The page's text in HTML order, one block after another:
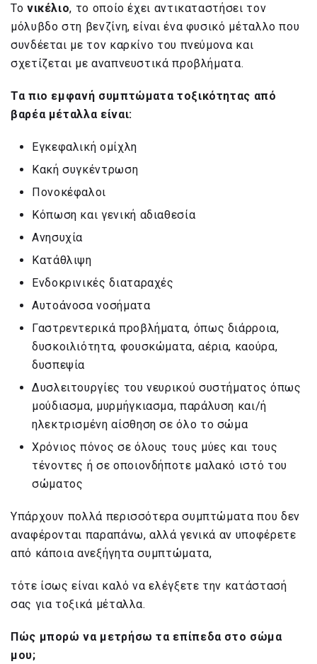
Το νικέλιο, το οποίο έχει αντικαταστήσει τον
μόλυβδο στη βενζίνη, είναι ένα φυσικό μέταλλο που
συνδέεται με τον καρκίνο του πνεύμονα και
σχετίζεται με αναπνευστικά προβλήματα.
Τα πιο εμφανή συμπτώματα τοξικότητας από
βαρέα μέταλλα είναι:
Εγκεφαλική ομίχλη
Κακή συγκέντρωση
Πονοκέφαλοι
Κόπωση και γενική αδιαθεσία
Ανησυχία
Κατάθλιψη
Ενδοκρινικές διαταραχές
Αυτοάνοσα νοσήματα
Γαστρεντερικά προβλήματα, όπως διάρροια,
δυσκοιλιότητα, φουσκώματα, αέρια, καούρα,
δυσπεψία
Δυσλειτουργίες του νευρικού συστήματος όπως
μούδιασμα, μυρμήγκιασμα, παράλυση και/ή
ηλεκτρισμένη αίσθηση σε όλο το σώμα
Χρόνιος πόνος σε όλους τους μύες και τους
τένοντες ή σε οποιονδήποτε μαλακό ιστό του
σώματος
Υπάρχουν πολλά περισσότερα συμπτώματα που δεν
αναφέρονται παραπάνω, αλλά γενικά αν υποφέρετε
από κάποια ανεξήγητα συμπτώματα,
τότε ίσως είναι καλό να ελέγξετε την κατάστασή
σας για τοξικά μέταλλα.
Πώς μπορώ να μετρήσω τα επίπεδα στο σώμα
μου;